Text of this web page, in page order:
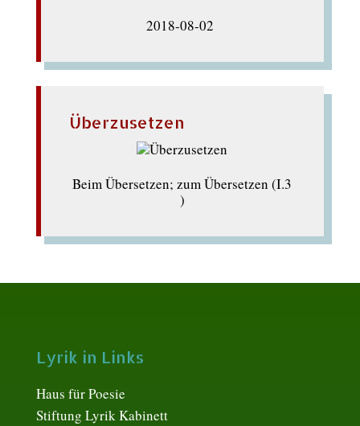
2018-08-02
Überzusetzen
Beim Übersetzen; zum Übersetzen (I.3
)
Lyrik in Links
Haus für Poesie
Stiftung Lyrik Kabinett